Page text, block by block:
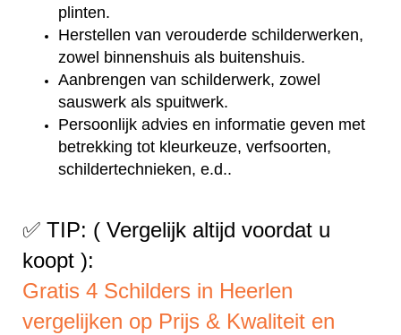
plinten.
Herstellen van verouderde schilderwerken,
zowel binnenshuis als buitenshuis.
Aanbrengen van schilderwerk, zowel
sauswerk als spuitwerk.
Persoonlijk advies en informatie geven met
betrekking tot kleurkeuze, verfsoorten,
schildertechnieken, e.d..
✅ TIP: ( Vergelijk altijd voordat u
koopt ):
Gratis 4 Schilders in Heerlen
vergelijken op Prijs & Kwaliteit en